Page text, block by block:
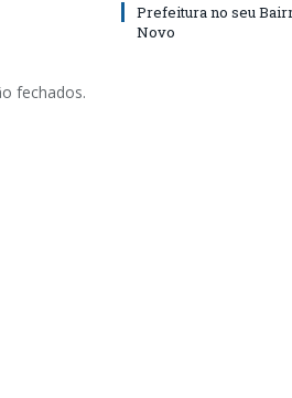
Prefeitura no seu
Novo
fechados.